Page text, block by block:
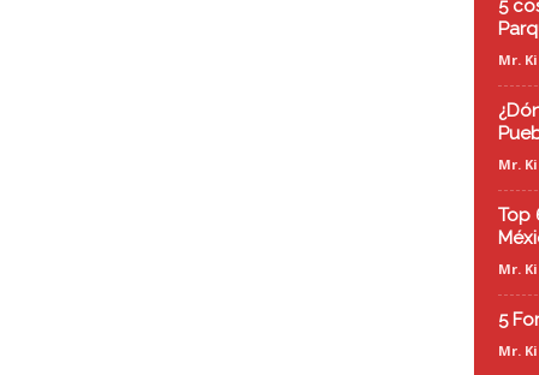
5
Mr.
Mr.
Top
Mr.
5
Mr.